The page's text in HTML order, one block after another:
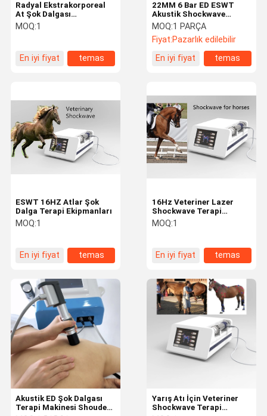
Ev Ürün:% S
22MM 6 Bar ED ESWT
Akustik Shockwave
Terapi Makinesi
MOQ:1 PARÇA
Fiyat:Pazarlık edilebilir
En iyi fiyat
temas
Radyal Ekstrakorporeal
At Şok Dalgası
Fizyoterapi Makinesi
MOQ:1
En iyi fiyat temas
16Hz Veteriner Lazer
Shockwave Terapi
Makinesi
MOQ:1
En iyi fiyat temas
ESWT 16HZ Atlar Şok
Dalga Terapi Ekipmanları
MOQ:1
En iyi fiyat temas
Yarış Atı İçin Veteriner
Shockwave Terapi
Akustik ED Şok Dalgası
Terapi Makinesi Shouder